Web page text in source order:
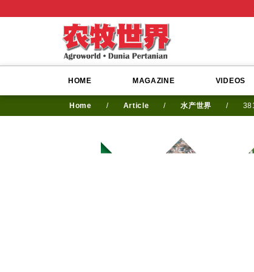
HOME MAGAZINE VIDEOS
Home / Article / 水产世界 /